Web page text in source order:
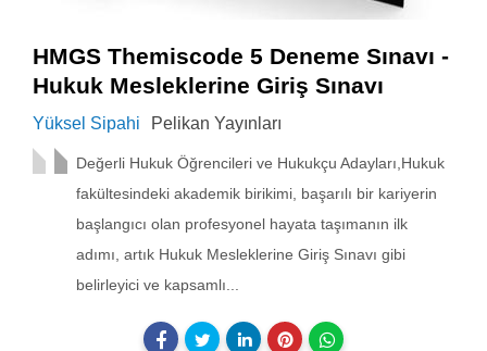
HMGS Themiscode 5 Deneme Sınavı -
Hukuk Mesleklerine Giriş Sınavı
Yüksel Sipahi Pelikan Yayınları
Değerli Hukuk Öğrencileri ve Hukukçu Adayları,Hukuk
fakültesindeki akademik birikimi, başarılı bir kariyerin
başlangıcı olan profesyonel hayata taşımanın ilk
adımı, artık Hukuk Mesleklerine Giriş Sınavı gibi
belirleyici ve kapsamlı...